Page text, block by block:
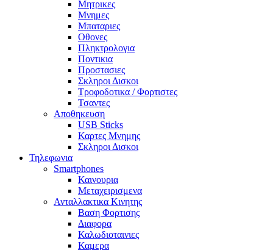
Μητρικες
Μνημες
Μπαταριες
Οθονες
Πληκτρολογια
Ποντικια
Προστασιες
Σκληροι Δισκοι
Τροφοδοτικα / Φορτιστες
Τσαντες
Αποθηκευση
USB Sticks
Καρτες Μνημης
Σκληροι Δισκοι
Τηλεφωνια
Smartphones
Καινουρια
Μεταχειρισμενα
Ανταλλακτικα Κινητης
Βαση Φορτισης
Διαφορα
Καλωδιοταινιες
Καμερα